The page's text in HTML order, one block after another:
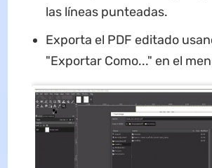
las líneas punteadas.
Exporta el PDF editado
"Exportar Como..." en el